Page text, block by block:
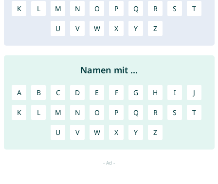
K L M N O P Q R S T
U V W X Y Z
Namen mit ...
A B C D E F G H I J
K L M N O P Q R S T
U V W X Y Z